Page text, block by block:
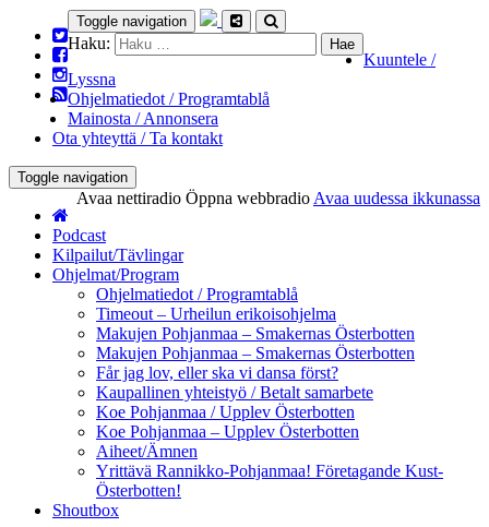
Toggle navigation
Haku:
Kuuntele /
Lyssna
Ohjelmatiedot / Programtablå
Mainosta / Annonsera
Ota yhteyttä / Ta kontakt
Toggle navigation
Avaa nettiradio Öppna webbradio Avaa uudessa ikkunassa
Podcast
Kilpailut/Tävlingar
Ohjelmat/Program
Ohjelmatiedot / Programtablå
Timeout – Urheilun erikoisohjelma
Makujen Pohjanmaa – Smakernas Österbotten
Makujen Pohjanmaa – Smakernas Österbotten
Får jag lov, eller ska vi dansa först?
Kaupallinen yhteistyö / Betalt samarbete
Koe Pohjanmaa / Upplev Österbotten
Koe Pohjanmaa – Upplev Österbotten
Aiheet/Ämnen
Yrittävä Rannikko-Pohjanmaa! Företagande Kust-
Österbotten!
Shoutbox